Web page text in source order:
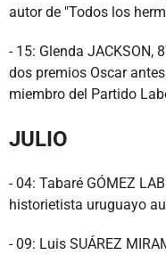
autor de "Todos los
- 15: Glenda JACKSON,
dos premios Oscar
miembro del Partido
JULIO
- 04: Tabaré GÓMEZ
historietista uruguayo
- 09: Luis SUÁREZ